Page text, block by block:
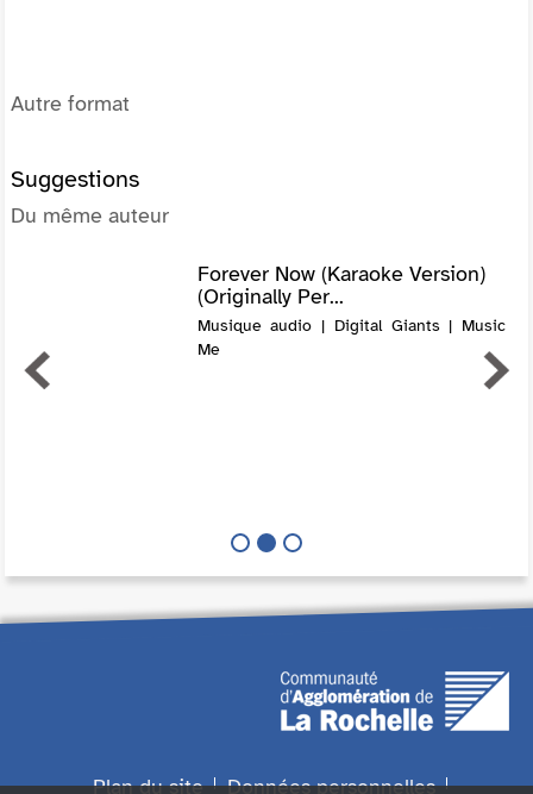
Autre format
Suggestions
Du même auteur
Forever Now (Karaoke Version)
(Originally Per...
Musique audio | Digital Giants | Music
Me
Plan du site Données personnelles